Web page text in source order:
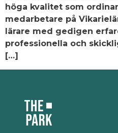
höga kvalitet som
medarbetare på
lärare med gedigen
professionella och
[…]